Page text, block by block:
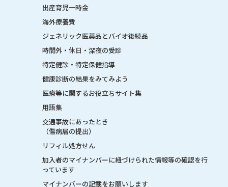
出産育児一時金
海外療養費
ジェネリック医薬品とバイオ後続品
時間外・休日・深夜の受診
特定健診・特定保健指導
健康診断の結果をみてみよう
医療等に関するお役立ちサイト集
用語集
交通事故にあったとき
（傷病届の提出）
リフィル処方せん
加入者のマイナンバーに紐づけられた情報等の確認を行
っています
マイナンバーの記載をお願いします